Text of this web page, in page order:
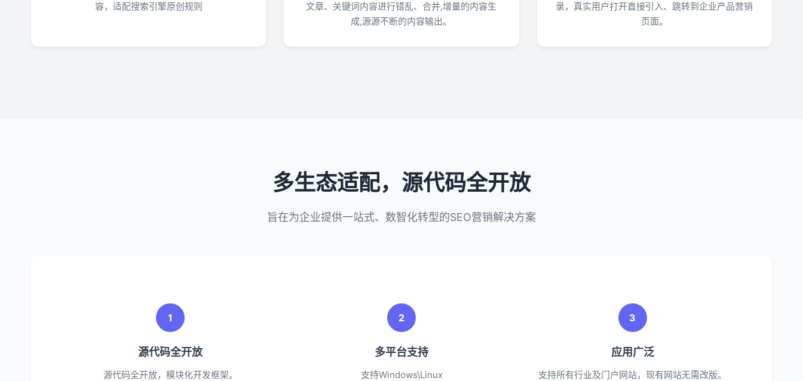
容，适配搜索引擎原创规则
文章、关键词内容进行错乱、合并,增量的内容生
成,源源不断的内容输出。
录，真实用户打开直接引入、跳转到企业产品营销
页面。
多生态适配，源代码全开放
旨在为企业提供一站式、数智化转型的SEO营销解决方案
1
源代码全开放
源代码全开放，模块化开发框架。
2
多平台支持
支持Windows\Linux
3
应用广泛
支持所有行业及门户网站，现有网站无需改版。